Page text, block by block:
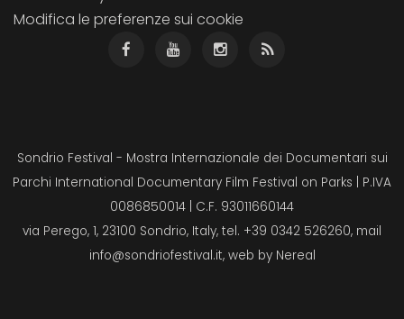
Modifica le preferenze sui cookie
Sondrio Festival - Mostra Internazionale dei Documentari sui
Parchi International Documentary Film Festival on Parks | P.IVA
0086850014 | C.F. 93011660144
via Perego, 1, 23100 Sondrio, Italy, tel. +39 0342 526260, mail
info@sondriofestival.it, web by Nereal